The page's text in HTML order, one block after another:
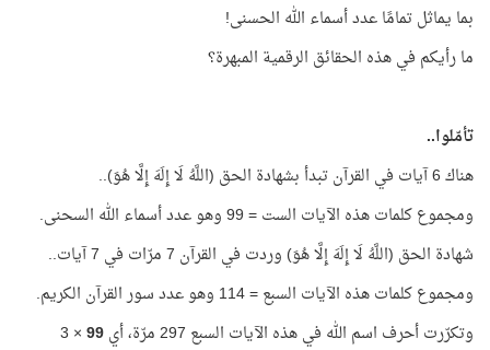
بما يماثل تمامًا عدد أسماء الله الحسنى!
ما رأيكم في هذه الحقائق الرقمية المبهرة؟
تأمّلوا..
هناك 6 آيات في القرآن تبدأ بشهادة الحق (اللَّهُ لَا إِلَهَ إِلَّا هُوَ)..
ومجموع كلمات هذه الآيات الست = 99 وهو عدد أسماء الله السحنى.
شهادة الحق (اللَّهُ لَا إِلَهَ إِلَّا هُوَ) وردت في القرآن 7 مرّات في 7 آيات..
ومجموع كلمات هذه الآيات السبع = 114 وهو عدد سور القرآن الكريم.
وتكرّرت أحرف اسم الله في هذه الآيات السبع 297 مرّة، أي
99
× 3